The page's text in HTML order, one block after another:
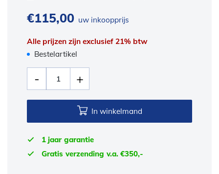
€115,00 uw inkoopprijs
Alle prijzen zijn exclusief 21% btw
Bestelartikel
In winkelmand
1 jaar garantie
Gratis verzending v.a. €350,-